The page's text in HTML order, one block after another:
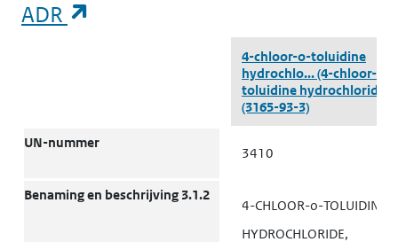
ADR
4-chloor-o-toluidine
hydrochlo...(4-chloor-o-
toluidine hydrochloride)
(3165-93-3)
UN-nummer
3410
Benaming en beschrijving 3.1.2
4-CHLOOR-o-TOLUIDINE-
HYDROCHLORIDE,